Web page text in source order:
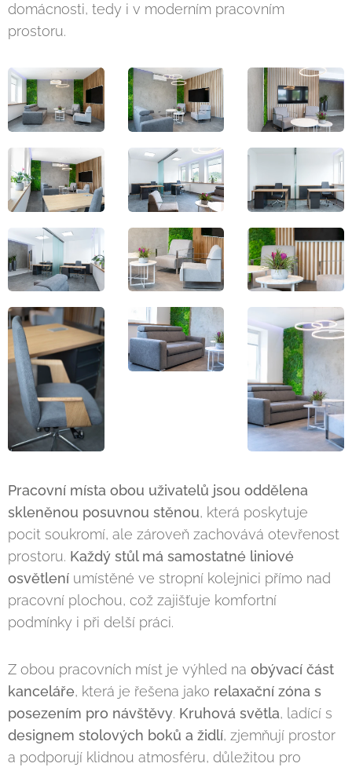
domácnosti, tedy i v moderním pracovním
prostoru.
Pracovní místa obou uživatelů jsou oddělena
skleněnou posuvnou stěnou, která poskytuje
pocit soukromí, ale zároveň zachovává otevřenost
prostoru. Každý stůl má samostatné liniové
osvětlení umístěné ve stropní kolejnici přímo nad
pracovní plochou, což zajišťuje komfortní
podmínky i při delší práci.
Z obou pracovních míst je výhled na obývací část
kanceláře, která je řešena jako relaxační zóna s
posezením pro návštěvy. Kruhová světla, ladící s
designem stolových boků a židlí, zjemňují prostor
a podporují klidnou atmosféru, důležitou pro